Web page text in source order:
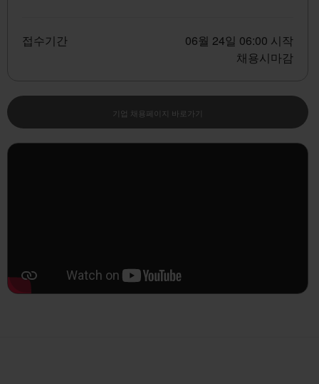
접수기간
06월 24일 06:00 시작
채용시마감
기업 채용페이지 바로가기